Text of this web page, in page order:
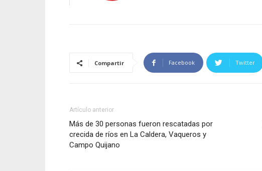
Compartir Facebook Twitter
Artículo anterior
Más de 30 personas fueron rescatadas por
crecida de ríos en La Caldera, Vaqueros y
Campo Quijano